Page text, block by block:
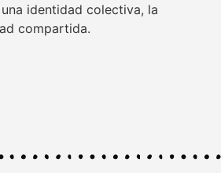
identidad colectiva, la
compartida.